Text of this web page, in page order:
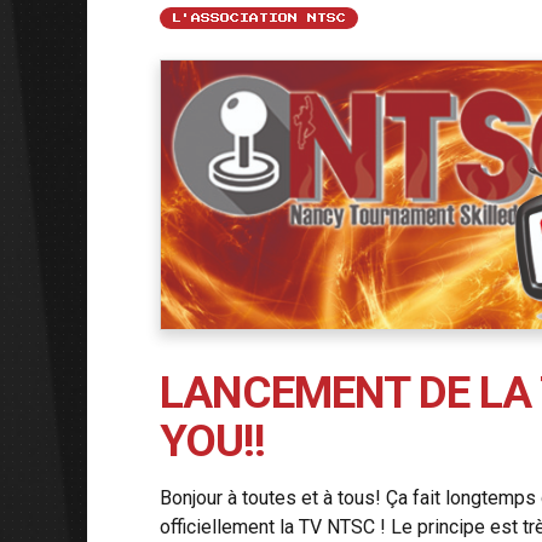
L'ASSOCIATION NTSC
LANCEMENT DE
YOU!!
Bonjour à toutes et à tous! Ça fait
officiellement la TV NTSC ! Le principe est